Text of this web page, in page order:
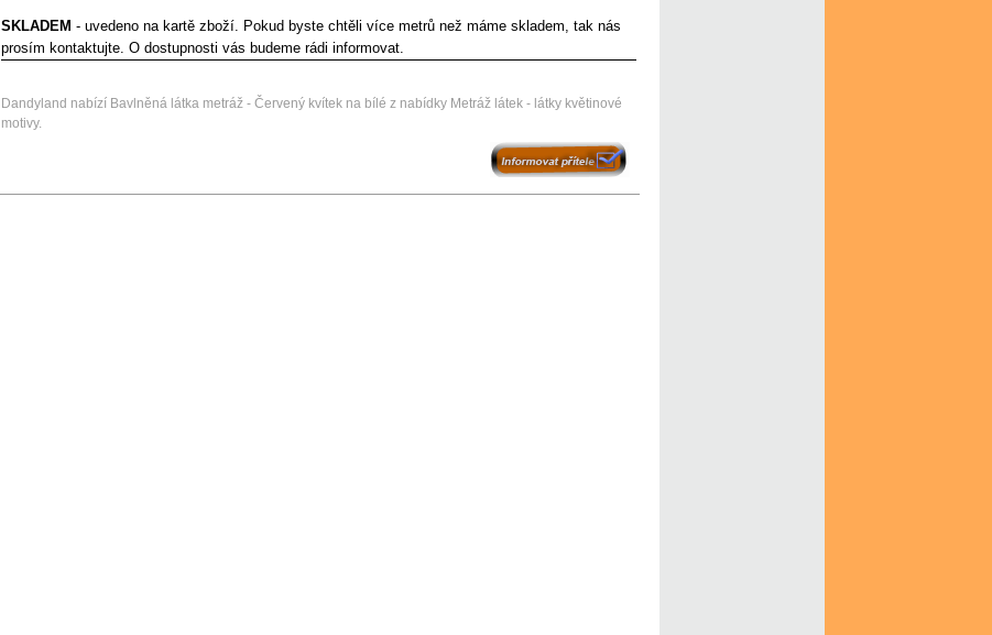
SKLADEM - uvedeno na kartě zboží. Pokud byste chtěli více metrů než máme skladem, tak nás
prosím kontaktujte. O dostupnosti vás budeme rádi informovat.
Dandyland nabízí Bavlněná látka metráž - Červený kvítek na bílé z nabídky Metráž látek - látky květinové
motivy.